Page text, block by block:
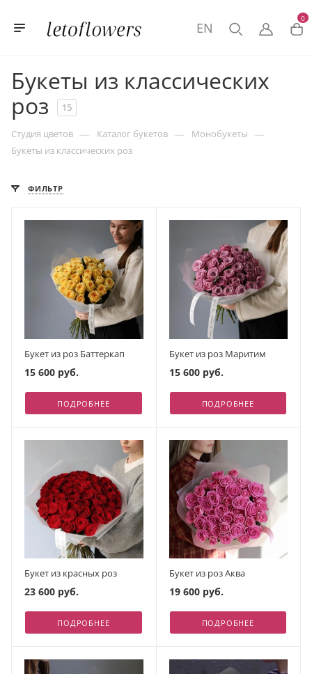
0
EN
Букеты из классических
роз
15
Студия цветов — Каталог букетов — Монобукеты —
Букеты из классических роз
ФИЛЬТР
Букет из роз Баттеркап
15 600 руб.
ПОДРОБНЕЕ
Букет из роз Маритим
15 600 руб.
ПОДРОБНЕЕ
Букет из красных роз
23 600 руб.
ПОДРОБНЕЕ
Букет из роз Аква
19 600 руб.
ПОДРОБНЕЕ